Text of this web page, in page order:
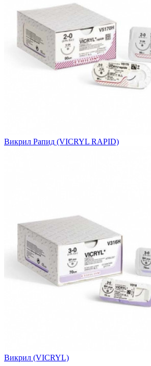
Викрил Рапид (VICRYL RAPID)
Викрил (VICRYL)